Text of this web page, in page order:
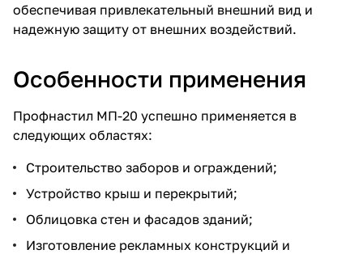
обеспечивая привлекательный внешний вид и
надежную защиту от внешних воздействий.
Особенности применения
Профнастил МП-20 успешно применяется в
следующих областях:
Строительство заборов и ограждений;
Устройство крыш и перекрытий;
Облицовка стен и фасадов зданий;
Изготовление рекламных конструкций и